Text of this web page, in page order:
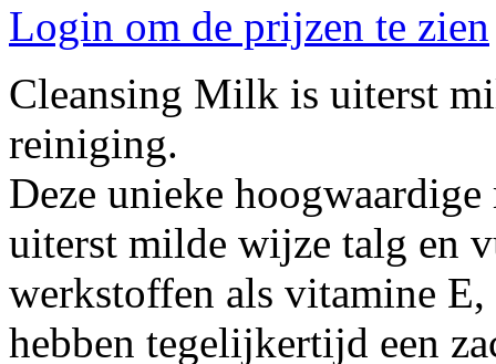
Login om de prijzen te zien
Cleansing Milk is uiterst
reiniging.
Deze unieke
uiterst milde wijze talg en
werkstoffen als vitamine
hebben tegelijkertijd een